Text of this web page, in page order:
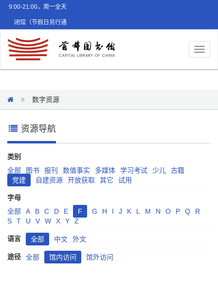
9:00-21:00，周一全天
闭馆（节假日另行通
数字资源
资源导航
类别
全部
图书 报刊 数值事实 多媒体 学习考试 少儿
古籍
党建
自建资源 开放获取 其它 试用
字母
全部
A B C D E F G H I J K L M N O P Q
R
S
T U V W X Y Z
语言 全部 中文 外文
途径 全部 馆内访问 馆外访问